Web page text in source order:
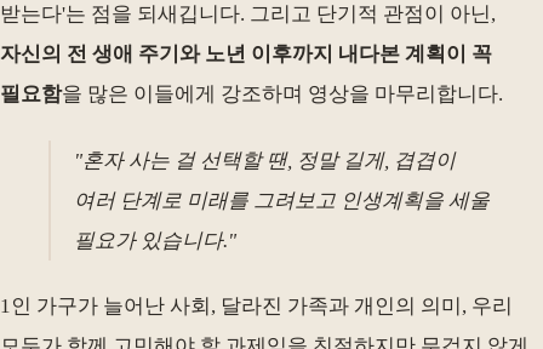
받는다'는 점을 되새깁니다. 그리고 단기적 관점이 아닌,
자신의 전 생애 주기와 노년 이후까지 내다본 계획이 꼭
필요함을 많은 이들에게 강조하며 영상을 마무리합니다.
"혼자 사는 걸 선택할 땐, 정말 길게, 겹겹이
여러 단계로 미래를 그려보고 인생계획을 세울
필요가 있습니다."
1인 가구가 늘어난 사회, 달라진 가족과 개인의 의미, 우리